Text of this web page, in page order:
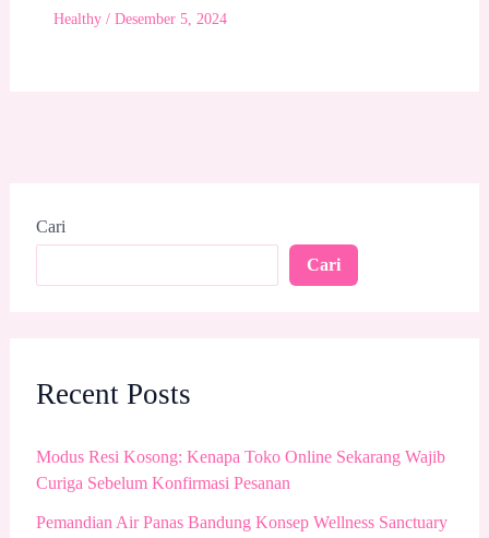
Cari
Cari
Recent Posts
Modus Resi Kosong: Kenapa Toko Online Sekarang Wajib
Curiga Sebelum Konfirmasi Pesanan
Pemandian Air Panas Bandung Konsep Wellness Sanctuary
Healthy/ Desember 5, 2024